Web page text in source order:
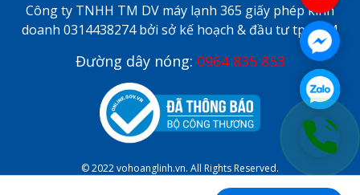
Công ty TNHH TM DV máy lạnh 365 giấy phép kinh
doanh 0314438274 bởi sở kế hoạch & đầu tư tp HCM
Đường dây nóng: 0964 835 853
© 2022 vohoanglinh.vn. All Rights Reserved.